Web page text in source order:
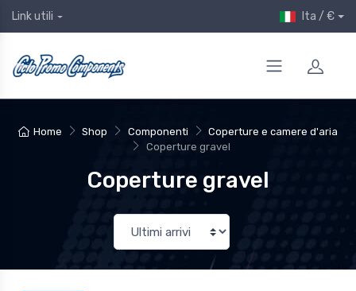
Link utili Ita / €
Home Shop Componenti
Coperture e camere d'aria
Coperture gravel
Coperture gravel